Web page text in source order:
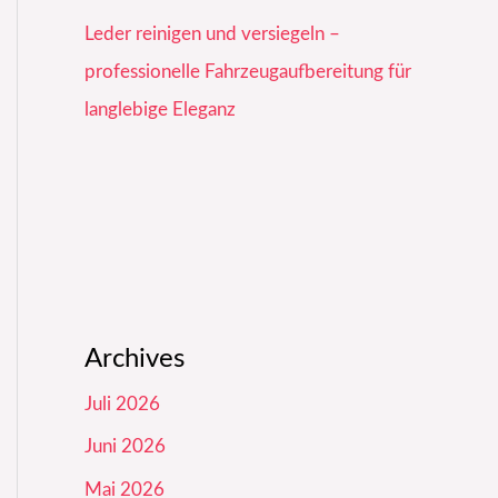
Leder reinigen und versiegeln –
professionelle Fahrzeugaufbereitung für
langlebige Eleganz
Archives
Juli 2026
Juni 2026
Mai 2026